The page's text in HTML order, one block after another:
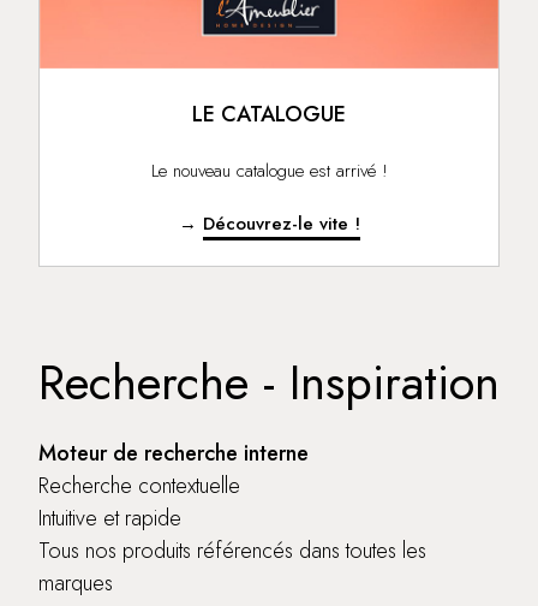
LE CATALOGUE
Le nouveau catalogue est arrivé !
→ Découvrez-le vite !
Recherche - Inspiration
Moteur de recherche interne
Recherche contextuelle
Intuitive et rapide
Tous nos produits référencés dans toutes les
marques